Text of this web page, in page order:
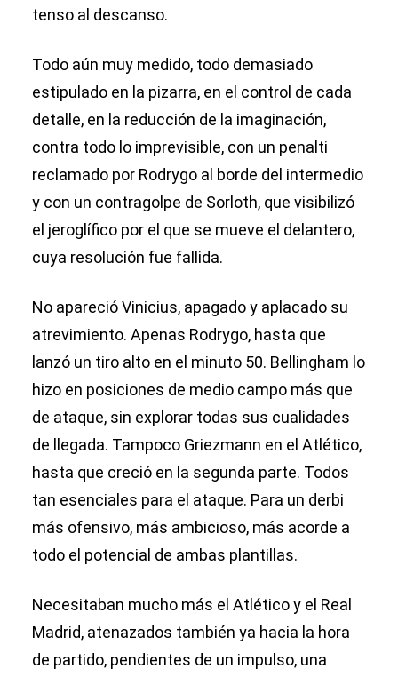
tenso al descanso.
Todo aún muy medido, todo demasiado
estipulado en la pizarra, en el control de cada
detalle, en la reducción de la imaginación,
contra todo lo imprevisible, con un penalti
reclamado por Rodrygo al borde del intermedio
y con un contragolpe de Sorloth, que visibilizó
el jeroglífico por el que se mueve el delantero,
cuya resolución fue fallida.
No apareció Vinicius, apagado y aplacado su
atrevimiento. Apenas Rodrygo, hasta que
lanzó un tiro alto en el minuto 50. Bellingham lo
hizo en posiciones de medio campo más que
de ataque, sin explorar todas sus cualidades
de llegada. Tampoco Griezmann en el Atlético,
hasta que creció en la segunda parte. Todos
tan esenciales para el ataque. Para un derbi
más ofensivo, más ambicioso, más acorde a
todo el potencial de ambas plantillas.
Necesitaban mucho más el Atlético y el Real
Madrid, atenazados también ya hacia la hora
de partido, pendientes de un impulso, una